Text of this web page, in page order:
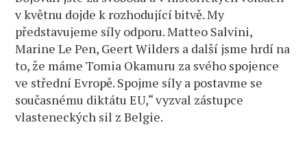
v květnu dojde k rozhodující bitvě. My
představujeme síly odporu. Matteo Salvini,
Marine Le Pen, Geert Wilders a další jsme hrdí na
to, že máme Tomia Okamuru za svého spojence
ve střední Evropě. Spojme síly a postavme se
současnému diktátu EU,“ vyzval zástupce
vlasteneckých sil z Belgie.